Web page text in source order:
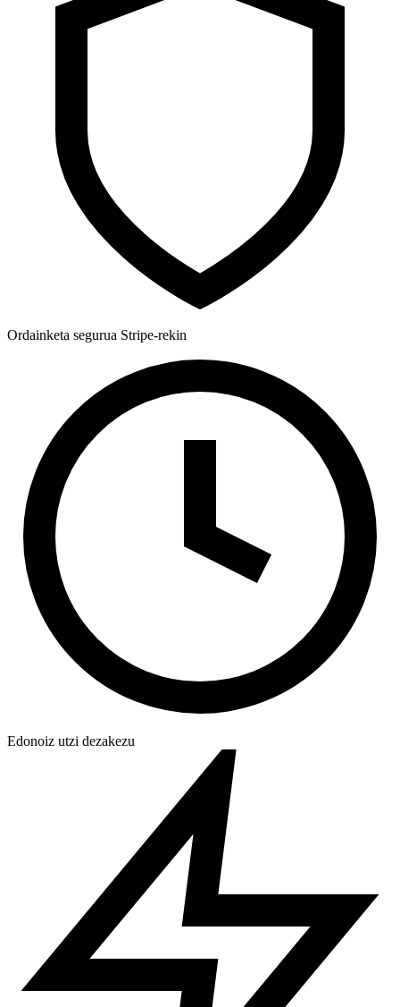
Ordainketa segurua Stripe-rekin
Edonoiz utzi dezakezu